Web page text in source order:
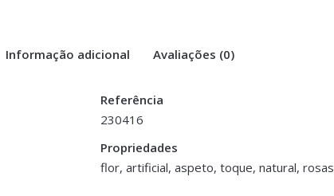
Informação adicional Avaliações (0)
Referência
230416
Propriedades
flor, artificial, aspeto, toque, natural, rosas
post a review.